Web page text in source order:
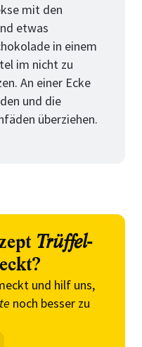
mit den
etwas
in einem
im nicht zu
An einer Ecke
und die
überziehen.
Trüffel-
und hilf uns,
noch besser zu